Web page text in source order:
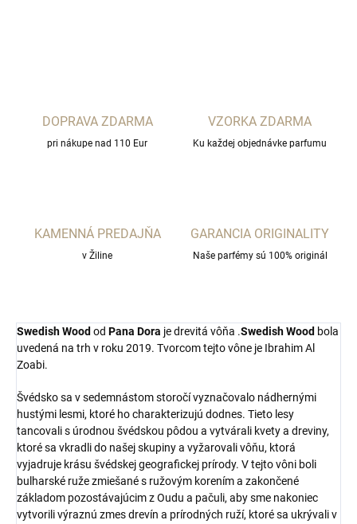
DOPRAVA ZDARMA
pri nákupe nad 110 Eur
VZORKA ZDARMA
Ku každej objednávke parfumu
KAMENNÁ PREDAJŇA
v Žiline
GARANCIA ORIGINALITY
Naše parfémy sú 100% originál
Swedish Wood od Pana Dora je drevitá vôňa .Swedish Wood bola
uvedená na trh v roku 2019. Tvorcom tejto vône je Ibrahim Al
Zoabi.
Švédsko sa v sedemnástom storočí vyznačovalo nádhernými
hustými lesmi, ktoré ho charakterizujú dodnes. Tieto lesy
tancovali s úrodnou švédskou pôdou a vytvárali kvety a dreviny,
ktoré sa vkradli do našej skupiny a vyžarovali vôňu, ktorá
vyjadruje krásu švédskej geografickej prírody. V tejto vôni boli
bulharské ruže zmiešané s ružovým korením a zakončené
základom pozostávajúcim z Oudu a pačuli, aby sme nakoniec
vytvorili výraznú zmes drevín a prírodných ruží, ktoré sa ukrývali v